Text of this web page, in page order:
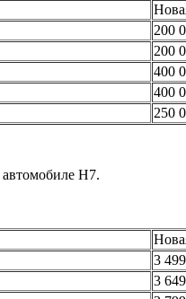
200
200
400
400
250
H7.
3
3